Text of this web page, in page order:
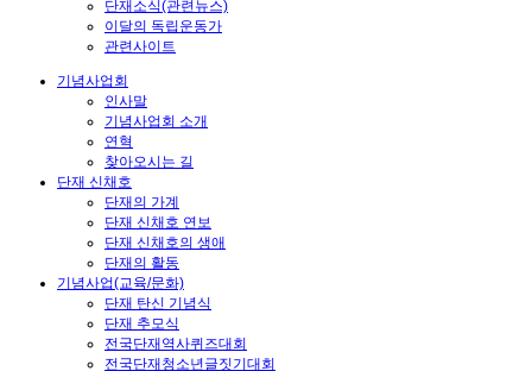
단재소식(관련뉴스)
이달의 독립운동가
관련사이트
기념사업회
인사말
기념사업회 소개
연혁
찾아오시는 길
단재 신채호
단재의 가계
단재 신채호 연보
단재 신채호의 생애
단재의 활동
기념사업(교육/문화)
단재 탄신 기념식
단재 추모식
전국단재역사퀴즈대회
전국단재청소년글짓기대회